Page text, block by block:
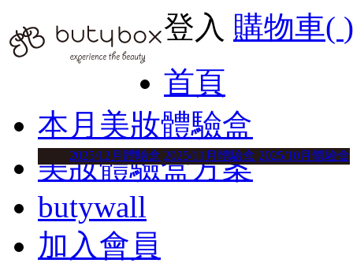
登入 購物車( )
首頁
本月美妝體驗盒
2025/12月體驗盒 2025/11月體驗盒 2025/10月體驗盒
美妝體驗盒方案
butywall
加入會員